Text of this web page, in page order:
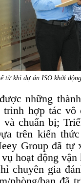
từ khi dự án ISO khởi
những
trình hợp tác vô
chuẩn bị;
trên kiến
Group đã tự
hoạt động
chuyên gia